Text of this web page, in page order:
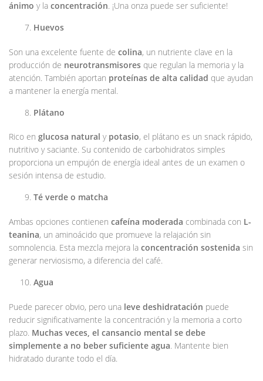
ánimo y la concentración. ¡Una onza puede ser suficiente!
Huevos
Son una excelente fuente de colina, un nutriente clave en la
producción de neurotransmisores que regulan la memoria y la
atención. También aportan proteínas de alta calidad que ayudan
a mantener la energía mental.
Plátano
Rico en glucosa natural y potasio, el plátano es un snack rápido,
nutritivo y saciante. Su contenido de carbohidratos simples
proporciona un empujón de energía ideal antes de un examen o
sesión intensa de estudio.
Té verde o matcha
Ambas opciones contienen cafeína moderada combinada con L-
teanina, un aminoácido que promueve la relajación sin
somnolencia. Esta mezcla mejora la concentración sostenida sin
generar nerviosismo, a diferencia del café.
Agua
Puede parecer obvio, pero una leve deshidratación puede
reducir significativamente la concentración y la memoria a corto
plazo. Muchas veces, el cansancio mental se debe
simplemente a no beber suficiente agua. Mantente bien
hidratado durante todo el día.